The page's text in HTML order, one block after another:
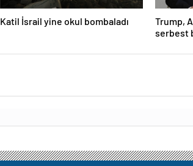
Katil İsrail yine okul bombaladı
Trump,
serbest